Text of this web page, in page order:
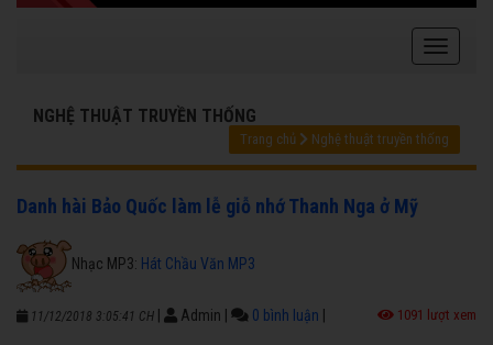
NGHỆ THUẬT TRUYỀN THỐNG
Trang chủ Nghệ thuật truyền thống
Danh hài Bảo Quốc làm lễ giỗ nhớ Thanh Nga ở Mỹ
Nhạc MP3: Hát Chầu Văn MP3
11/12/2018 3:05:41 CH Admin 0 bình luận 1091 lượt xem